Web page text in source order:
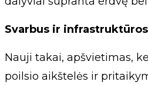
Svarbus ir
Nauji takai, apšvietimas,
poilsio aikštelės ir